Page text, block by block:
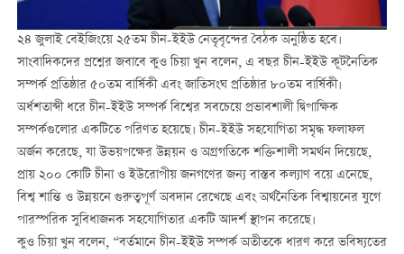
২৪ জুলাই বেইজিংয়ে ২৫তম চীন-ইইউ নেতৃবৃন্দের বৈঠক অনুষ্ঠিত হবে।
সাংবাদিকদের প্রশ্নের জবাবে কুও চিয়া খুন বলেন, এ বছর চীন-ইইউ কূটনৈতিক
সম্পর্ক প্রতিষ্ঠার ৫০তম বার্ষিকী এবং জাতিসংঘ প্রতিষ্ঠার ৮০তম বার্ষিকী।
অর্ধশতাব্দী ধরে চীন-ইইউ সম্পর্ক বিশ্বের সবচেয়ে প্রভাবশালী দ্বিপাক্ষিক
সম্পর্কগুলোর একটিতে পরিণত হয়েছে। চীন-ইইউ সহযোগিতা সমৃদ্ধ ফলাফল
অর্জন করেছে, যা উভয়পক্ষের উন্নয়ন ও অগ্রগতিকে শক্তিশালী সমর্থন দিয়েছে,
প্রায় ২০০ কোটি চীনা ও ইউরোপীয় জনগণের জন্য বাস্তব কল্যাণ বয়ে এনেছে,
বিশ্ব শান্তি ও উন্নয়নে গুরুত্বপূর্ণ অবদান রেখেছে এবং অর্থনৈতিক বিশ্বায়নের যুগে
পারস্পরিক সুবিধাজনক সহযোগিতার একটি আদর্শ স্থাপন করেছে।
কুও চিয়া খুন বলেন, “বর্তমানে চীন-ইইউ সম্পর্ক অতীতকে ধারণ করে ভবিষ্যতের